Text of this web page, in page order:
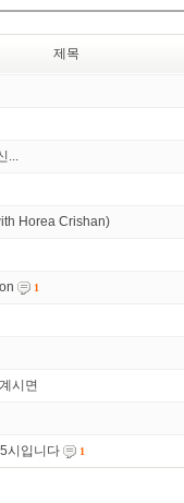
제목
Horea Crishan)
1
시면
시입니다 1